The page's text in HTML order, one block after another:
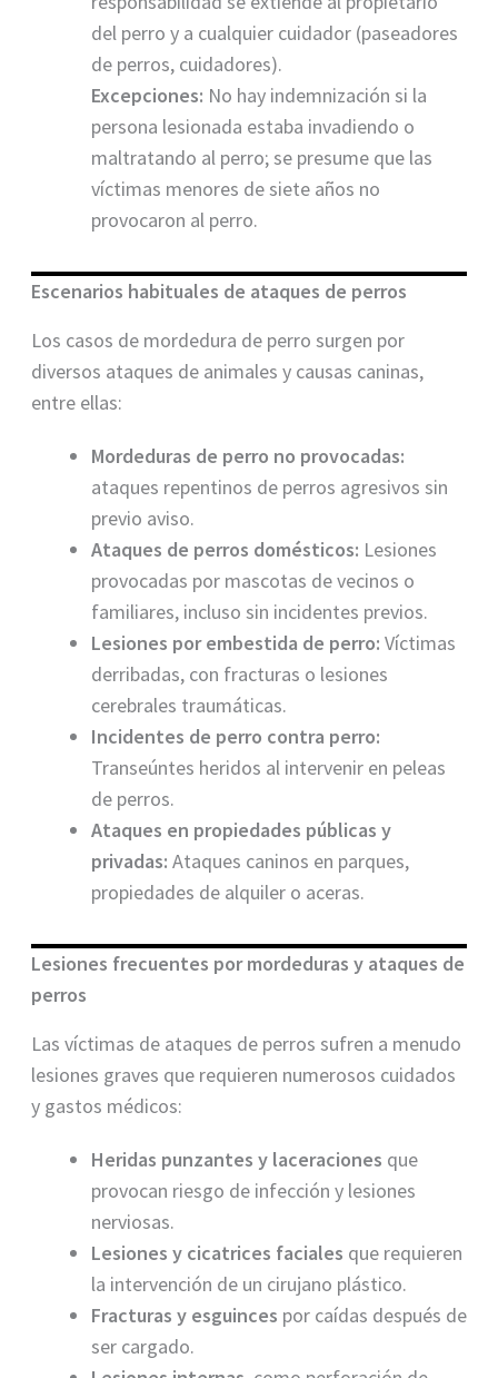
del perro y a cualquier cuidador (paseadores
de perros, cuidadores).
Excepciones: No hay indemnización si la
persona lesionada estaba invadiendo o
maltratando al perro; se presume que las
víctimas menores de siete años no
provocaron al perro.
Escenarios habituales de ataques de perros
Los casos de mordedura de perro surgen por
diversos ataques de animales y causas caninas,
entre ellas:
Mordeduras de perro no provocadas:
ataques repentinos de perros agresivos sin
previo aviso.
Ataques de perros domésticos: Lesiones
provocadas por mascotas de vecinos o
familiares, incluso sin incidentes previos.
Lesiones por embestida de perro: Víctimas
derribadas, con fracturas o lesiones
cerebrales traumáticas.
Incidentes de perro contra perro:
Transeúntes heridos al intervenir en peleas
de perros.
Ataques en propiedades públicas y
privadas: Ataques caninos en parques,
propiedades de alquiler o aceras.
Lesiones frecuentes por mordeduras y ataques de
perros
Las víctimas de ataques de perros sufren a menudo
lesiones graves que requieren numerosos cuidados
y gastos médicos:
Heridas punzantes y laceraciones que
provocan riesgo de infección y lesiones
nerviosas.
Lesiones y cicatrices faciales que requieren
la intervención de un cirujano plástico.
Fracturas y esguinces por caídas después de
ser cargado.